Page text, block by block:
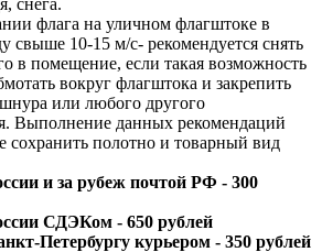
флага на уличном флагштоке в
свыше 10-15 м/с- рекомендуется снять
в помещение, если такая возможность
вокруг флагштока и закрепить
или любого другого
Выполнение данных рекомендаций
сохранить полотно и товарный вид
и за рубеж почтой РФ - 300
СДЭКом - 650 рублей
Петербургу курьером - 350 рублей